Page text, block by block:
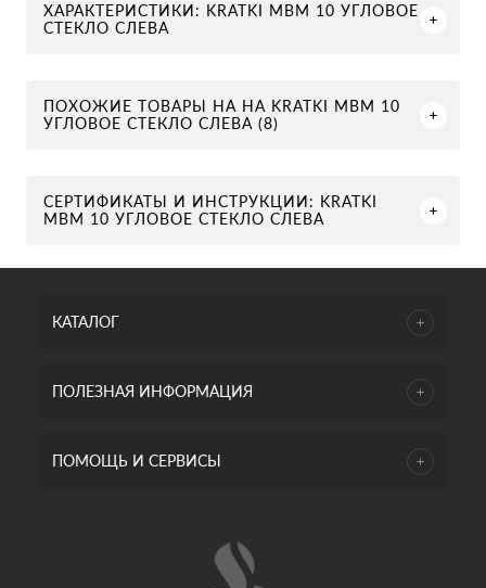
ХАРАКТЕРИСТИКИ: KRATKI MBM 10 УГЛОВОЕ
СТЕКЛО СЛЕВА
ПОХОЖИЕ ТОВАРЫ НА НА KRATKI MBM 10
УГЛОВОЕ СТЕКЛО СЛЕВА (8)
СЕРТИФИКАТЫ И ИНСТРУКЦИИ: KRATKI
MBM 10 УГЛОВОЕ СТЕКЛО СЛЕВА
КАТАЛОГ
ПОЛЕЗНАЯ ИНФОРМАЦИЯ
ПОМОЩЬ И СЕРВИСЫ